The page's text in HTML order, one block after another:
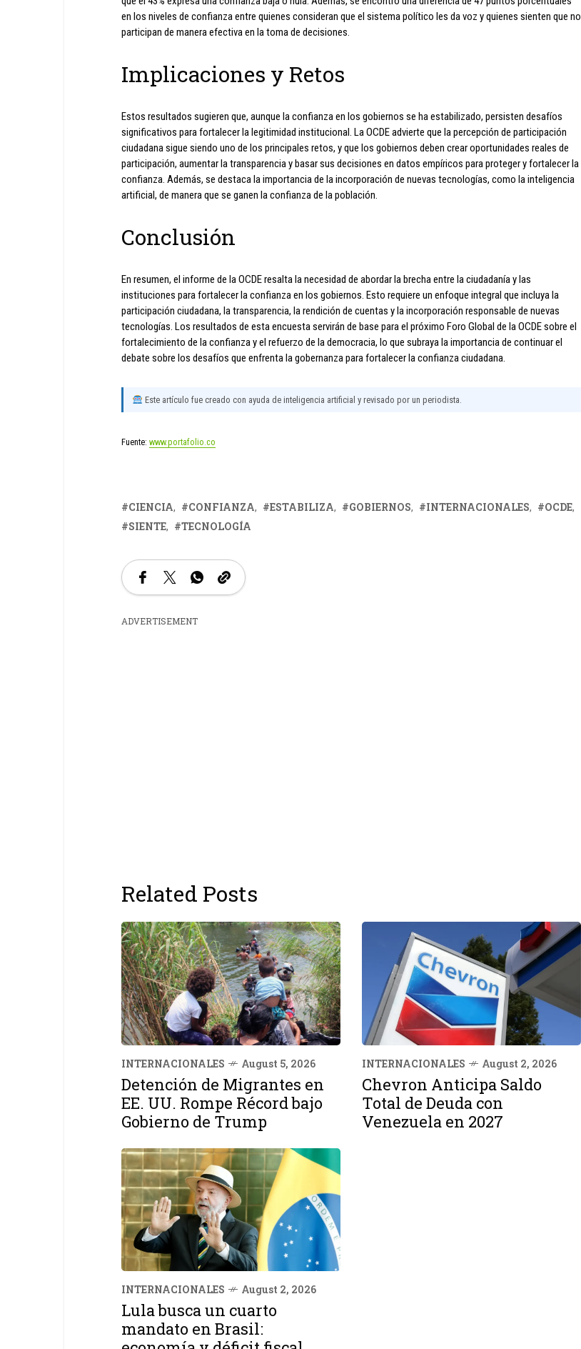
en los niveles de confianza entre quienes consideran que el sistema político les da voz y quienes sienten que no
participan de manera efectiva en la toma de decisiones.
Implicaciones y Retos
Estos resultados sugieren que, aunque la confianza en los gobiernos se ha estabilizado, persisten desafíos
significativos para fortalecer la legitimidad institucional. La OCDE advierte que la percepción de participación
ciudadana sigue siendo uno de los principales retos, y que los gobiernos deben crear oportunidades reales de
participación, aumentar la transparencia y basar sus decisiones en datos empíricos para proteger y fortalecer la
confianza. Además, se destaca la importancia de la incorporación de nuevas tecnologías, como la inteligencia
artificial, de manera que se ganen la confianza de la población.
Conclusión
En resumen, el informe de la OCDE resalta la necesidad de abordar la brecha entre la ciudadanía y las
instituciones para fortalecer la confianza en los gobiernos. Esto requiere un enfoque integral que incluya la
participación ciudadana, la transparencia, la rendición de cuentas y la incorporación responsable de nuevas
tecnologías. Los resultados de esta encuesta servirán de base para el próximo Foro Global de la OCDE sobre el
fortalecimiento de la confianza y el refuerzo de la democracia, lo que subraya la importancia de continuar el
debate sobre los desafíos que enfrenta la gobernanza para fortalecer la confianza ciudadana.
Este artículo fue creado con ayuda de inteligencia artificial y revisado por un periodista.
Fuente: www.portafolio.co
CIENCIA CONFIANZA ESTABILIZA GOBIERNOS INTERNACIONALES
OCDE
SIENTE
TECNOLOGÍA
ADVERTISEMENT
Related Posts
INTERNACIONALES August 5, 2026
Detención de Migrantes en
EE. UU. Rompe Récord bajo
Gobierno de Trump
INTERNACIONALES August 2, 2026
Chevron Anticipa Saldo
Total de Deuda con
Venezuela en 2027
INTERNACIONALES August 2, 2026
Lula busca un cuarto
mandato en Brasil: